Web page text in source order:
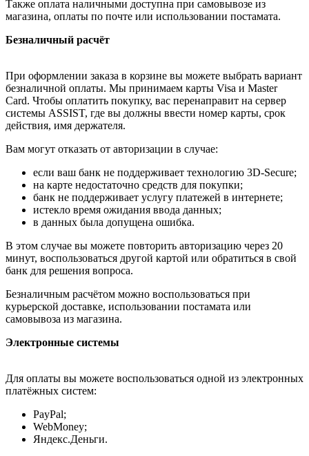
Также оплата наличными доступна при самовывозе из
магазина, оплаты по почте или использовании постамата.
Безналичный расчёт
При оформлении заказа в корзине вы можете выбрать вариант
безналичной оплаты. Мы принимаем карты Visa и Master
Card. Чтобы оплатить покупку, вас перенаправит на сервер
системы ASSIST, где вы должны ввести номер карты, срок
действия, имя держателя.
Вам могут отказать от авторизации в случае:
если ваш банк не поддерживает технологию 3D-Secure;
на карте недостаточно средств для покупки;
банк не поддерживает услугу платежей в интернете;
истекло время ожидания ввода данных;
в данных была допущена ошибка.
В этом случае вы можете повторить авторизацию через 20
минут, воспользоваться другой картой или обратиться в свой
банк для решения вопроса.
Безналичным расчётом можно воспользоваться при
курьерской доставке, использовании постамата или
самовывоза из магазина.
Электронные системы
Для оплаты вы можете воспользоваться одной из электронных
платёжных систем:
PayPal;
WebMoney;
Яндекс.Деньги.